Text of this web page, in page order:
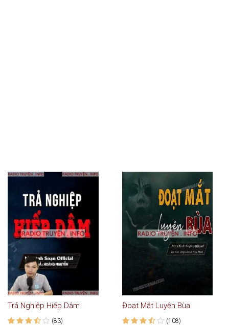
Trả Nghiệp Hiếp Dâm
(83)
Đoạt Mắt Luyện Bùa
(108)